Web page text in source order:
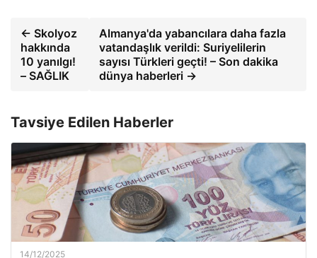
← Skolyoz
hakkında
10 yanılgı!
– SAĞLIK
Almanya'da yabancılara daha fazla
vatandaşlık verildi: Suriyelilerin
sayısı Türkleri geçti! – Son dakika
dünya haberleri →
Tavsiye Edilen Haberler
14/12/2025